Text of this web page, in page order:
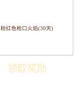
粉红色枪口火焰(30天)
领取奖励